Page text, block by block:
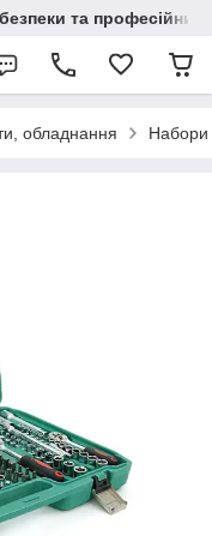
та професійних
обладнання Набори